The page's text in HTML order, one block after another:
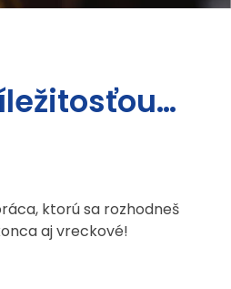
ktorú sa rozhodneš
aj vreckové!